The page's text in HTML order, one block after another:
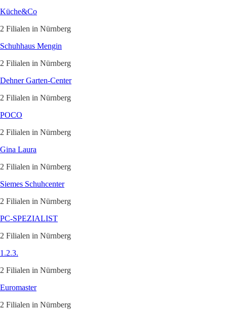
Küche&Co
2 Filialen in Nürnberg
Schuhhaus Mengin
2 Filialen in Nürnberg
Dehner Garten-Center
2 Filialen in Nürnberg
POCO
2 Filialen in Nürnberg
Gina Laura
2 Filialen in Nürnberg
Siemes Schuhcenter
2 Filialen in Nürnberg
PC-SPEZIALIST
2 Filialen in Nürnberg
1.2.3.
2 Filialen in Nürnberg
Euromaster
2 Filialen in Nürnberg